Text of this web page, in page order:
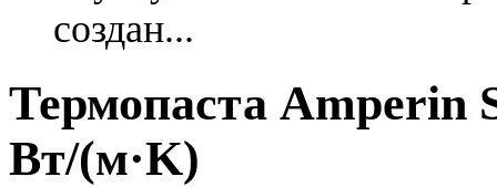
создан...
Термопаста Amperin
Вт/(м·K)